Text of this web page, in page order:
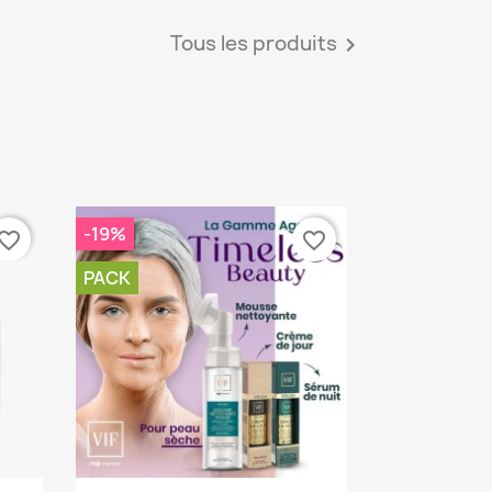
Tous les produits 
-19%
PACK
favorite_border